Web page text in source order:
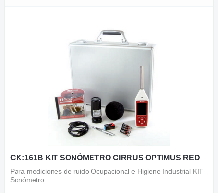
CK:161B KIT SONÓMETRO CIRRUS OPTIMUS RED
Para mediciones de ruido Ocupacional e Higiene Industrial KIT
Sonómetro...